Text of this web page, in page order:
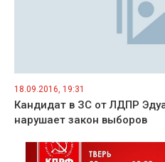
18.09.2016, 19:31
Кандидат в ЗС от ЛДПР
нарушает закон выборов